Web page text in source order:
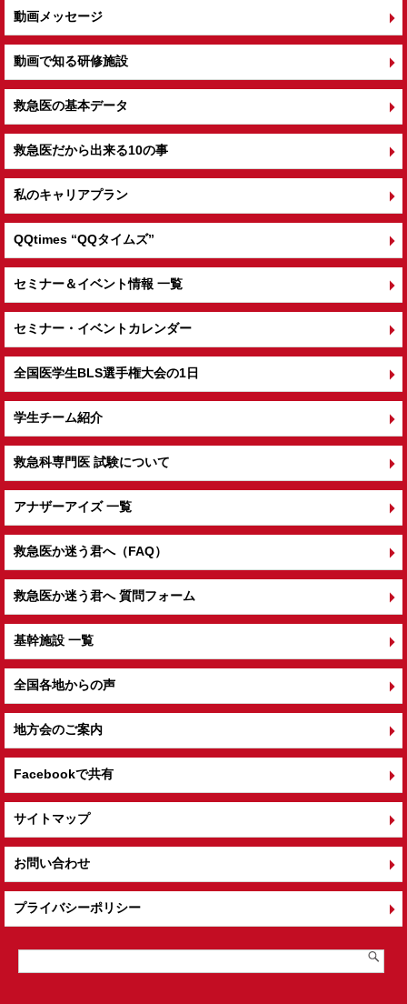
動画メッセージ
動画で知る研修施設
救急医の基本データ
救急医だから出来る10の事
私のキャリアプラン
QQtimes “QQタイムズ”
セミナー＆イベント情報 一覧
セミナー・イベントカレンダー
全国医学生BLS選手権大会の1日
学生チーム紹介
救急科専門医 試験について
アナザーアイズ 一覧
救急医か迷う君へ（FAQ）
救急医か迷う君へ 質問フォーム
基幹施設 一覧
全国各地からの声
地方会のご案内
Facebookで共有
サイトマップ
お問い合わせ
プライバシーポリシー